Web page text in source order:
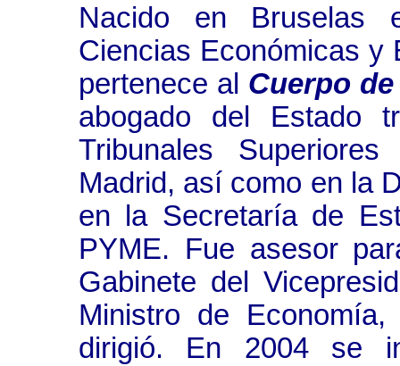
Nacido en Bruselas
Ciencias Económicas y
pertenece al Cuerpo
abogado del Estado
Tribunales
Madrid, así como en la
en la Secretaría de
PYME. Fue asesor
Gabinete del
Ministro de Economía,
dirigió. En 2004 se